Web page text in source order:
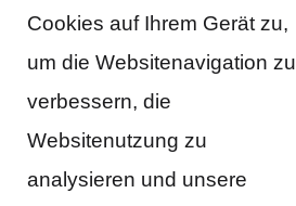
MITGLIEDSCHAFT
HÄUFIGE FRAGEN
KONTAKT
IMPRESSUM
Cookies auf Ihrem Gerät zu,
um die Websitenavigation zu
verbessern, die
Websitenutzung zu
analysieren und unsere